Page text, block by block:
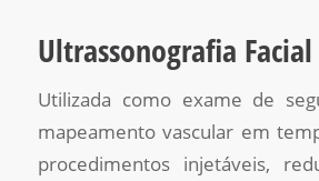
Ultrassonografia Facial
Utilizada como exame de
mapeamento vascular em
procedimentos injetáveis,